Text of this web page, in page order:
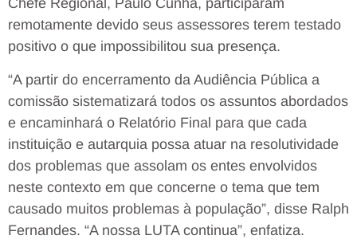
Chefe Regional, Paulo Cunha, participaram
remotamente devido seus assessores terem testado
positivo o que impossibilitou sua presença.
“A partir do encerramento da Audiência Pública a
comissão sistematizará todos os assuntos abordados
e encaminhará o Relatório Final para que cada
instituição e autarquia possa atuar na resolutividade
dos problemas que assolam os entes envolvidos
neste contexto em que concerne o tema que tem
causado muitos problemas à população”, disse Ralph
Fernandes. “A nossa LUTA continua”, enfatiza.